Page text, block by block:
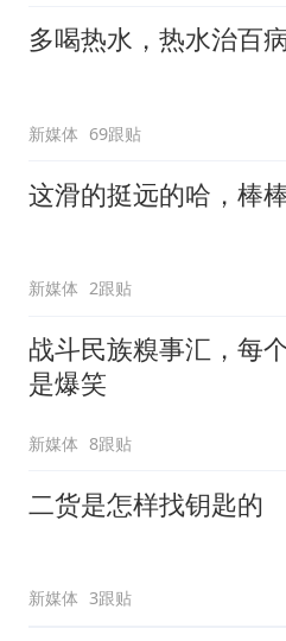
多喝热水，热水治百病
新媒体 69跟贴
这滑的挺远的哈，棒
新媒体 2跟贴
战斗民族糗事汇，每
是爆笑
新媒体 8跟贴
二货是怎样找钥匙的
新媒体 3跟贴